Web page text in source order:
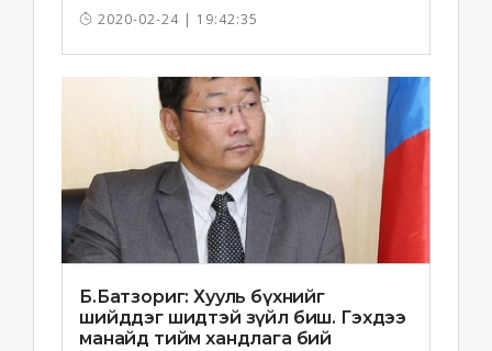
2020-02-24 | 19:42:35
Б.Батзориг: Хууль бүхнийг
шийддэг шидтэй зүйл биш. Гэхдээ
манайд тийм хандлага бий